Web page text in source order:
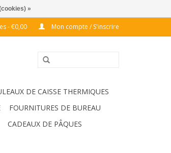
- €0,00 Mon compte / S'inscrire
DE CAISSE THERMIQUES
FOURNITURES DE BUREAU
CADEAUX DE PÂQUES
»